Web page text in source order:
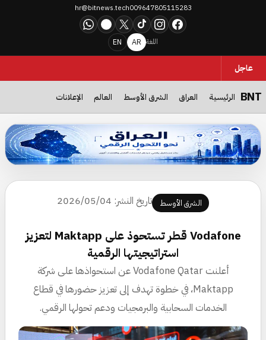
hr@bitnews.tech009647805115283
Facebook
Instagram
TikTok
X
Telegram
WhatsApp
اللغة AR
EN
عاجل
الرئيسية العراق الشرق الأوسط العالم الإعلانات BNT
الشرق الأوسط تاريخ النشر: 2026/05/04
Vodafone قطر تستحوذ على Maktapp لتعزيز
استراتيجيتها الرقمية
أعلنت Vodafone Qatar عن استحواذها على شركة
Maktapp، في خطوة تهدف إلى تعزيز حضورها في قطاع
الخدمات السحابية والبرمجيات ودعم تحولها الرقمي.